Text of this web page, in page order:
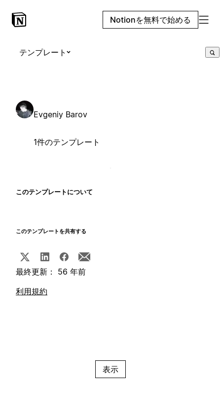
Notionを無料で始める
テンプレート
Evgeniy Barov
1件のテンプレート
このテンプレートについて
このテンプレートを共有する
最終更新： 56 年前
利用規約
表示